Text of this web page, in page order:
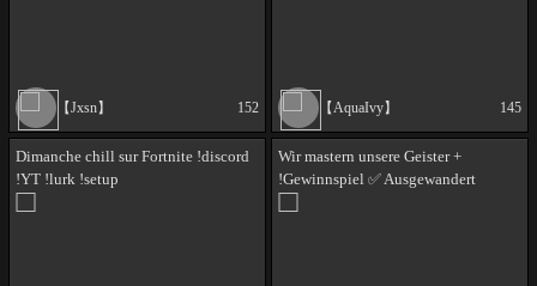
【Jxsn】 152 【AquaIvy】 145
Dimanche chill sur Fortnite !discord
!YT !lurk !setup
Wir mastern unsere Geister +
!Gewinnspiel ✅ Ausgewandert